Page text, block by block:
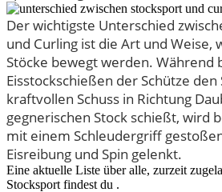
Der wichtigste Unterschied
und Curling ist die Art und Weise,
Stöcke bewegt werden. Während
Eisstockschießen der Schütze
kraftvollen Schuss in Richtung
gegnerischen Stock schießt, wird
mit einem Schleudergriff
Eisreibung und Spin gelenkt.
Eine aktuelle Liste über alle, zurzeit
Stocksport findest du .